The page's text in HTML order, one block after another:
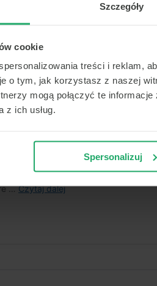
Szczegóły
cookie
treści i reklam,
o tym, jak korzystasz z naszej
mogą połączyć te
z ich usług.
Spersonalizuj